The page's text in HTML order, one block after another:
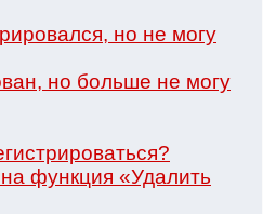
но не могу
но больше не могу
функция «Удалить